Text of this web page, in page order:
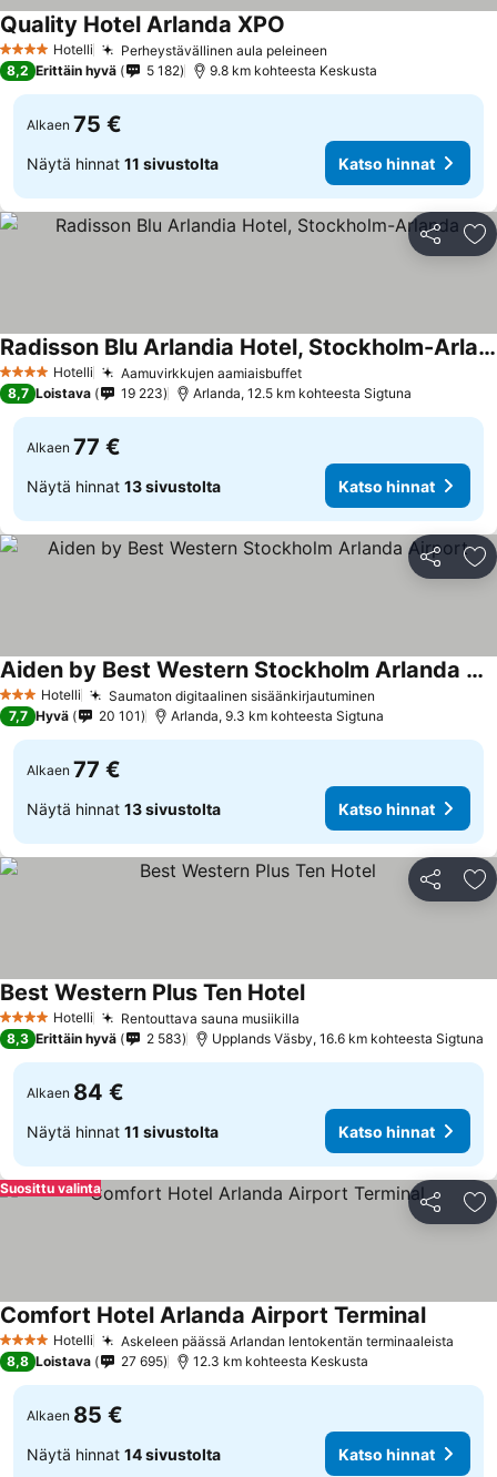
4 Tähtiluokitus
Hotelli Perheystävällinen aula peleineen
Quality Hotel Arlanda XPO
8,2 Erittäin hyvä 5 182 9.8 km kohteesta Keskusta
Alkaen 75 €
Näytä hinnat 11 sivustolta Katso hinnat
Jaa
4 Tähtiluokitus
Hotelli Aamuvirkkujen aamiaisbuffet
Radisson Blu Arlandia Hotel, Stockholm-Arlanda
8,7 Loistava 19 223 Arlanda, 12.5 km kohteesta Sigtuna
Alkaen 77 €
Näytä hinnat 13 sivustolta Katso hinnat
Jaa
3 Tähtiluokitus
Hotelli Saumaton digitaalinen sisäänkirjautuminen
Aiden by Best Western Stockholm Arlanda Airport
7,7 Hyvä 20 101 Arlanda, 9.3 km kohteesta Sigtuna
Alkaen 77 €
Näytä hinnat 13 sivustolta Katso hinnat
Jaa
4 Tähtiluokitus
Hotelli Rentouttava sauna musiikilla
Best Western Plus Ten Hotel
8,3 Erittäin hyvä 2 583 Upplands Väsby, 16.6 km kohteesta Sigtuna
Alkaen 84 €
Näytä hinnat 11 sivustolta Katso hinnat
Jaa
Suosittu valinta
4 Tähtiluokitus
Hotelli Askeleen päässä Arlandan lentokentän terminaaleista
Comfort Hotel Arlanda Airport Terminal
8,8 Loistava 27 695 12.3 km kohteesta Keskusta
Alkaen 85 €
Näytä hinnat 14 sivustolta Katso hinnat